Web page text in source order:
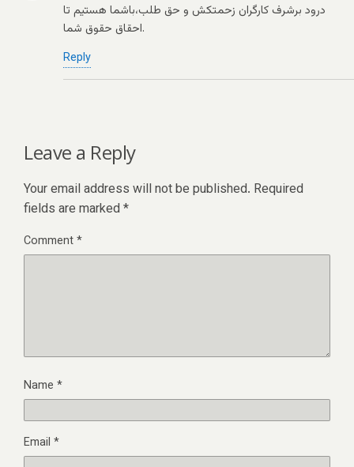
درود برشرف کارگران زحمتکش و حق طلب،باشما هستیم تا
احقاق حقوق شما.
Reply
Leave a Reply
Your email address will not be published. Required
fields are marked *
Comment*
Name *
Email *